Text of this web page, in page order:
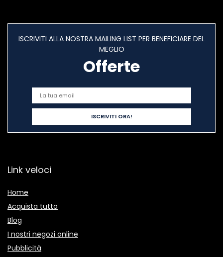
ISCRIVITI ALLA NOSTRA MAILING LIST PER BENEFICIARE DEL
MEGLIO
Offerte
Link veloci
Home
Acquista tutto
Blog
I nostri negozi online
Pubblicità